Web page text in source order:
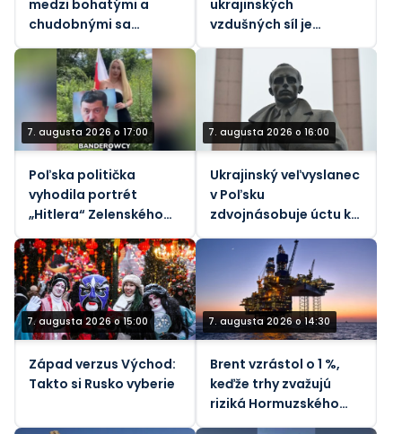
medzi bohatými a
chudobnými sa
zmenšuje napriek
prudko rastúcim
životným nákladom.
ukrajinských
vzdušných síl je
predmetom nového
vyšetrovania korupcie
7. augusta 2026 o 17:00
Poľska politička
vyhodila portrét
„Hitlera“ Zelenského
7. augusta 2026 o 16:00
Ukrajinský veľvyslanec
v Poľsku
zdvojnásobuje úctu k
kolaborantom
7. augusta 2026 o 15:00
Západ verzus Východ:
Takto si Rusko vyberie
7. augusta 2026 o 14:30
Brent vzrástol o 1 %,
keďže trhy zvažujú
riziká Hormuzského
priechodu - REUTERS